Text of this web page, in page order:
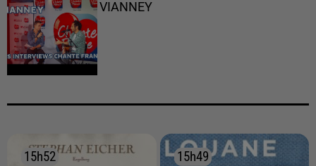
VIANNEY
15h52
15h52 15h49
15h49